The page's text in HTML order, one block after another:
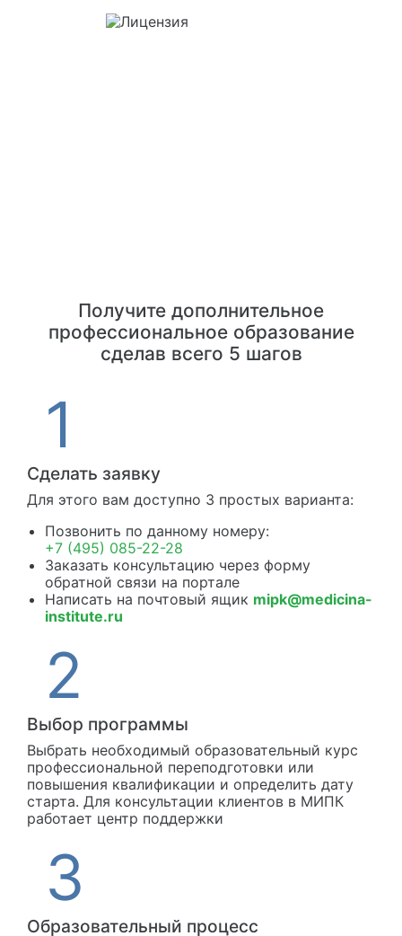
Получите дополнительное
профессиональное образование
сделав всего 5 шагов
Сделать заявку
Для этого вам доступно 3 простых варианта:
Позвонить по данному номеру:
+7 (495) 085-22-28
Заказать консультацию через форму
обратной связи на портале
Написать на почтовый ящик mipk@medicina-
institute.ru
Выбор программы
Выбрать необходимый образовательный курс
профессиональной переподготовки или
повышения квалификации и определить дату
старта. Для консультации клиентов в МИПК
работает центр поддержки
Образовательный процесс